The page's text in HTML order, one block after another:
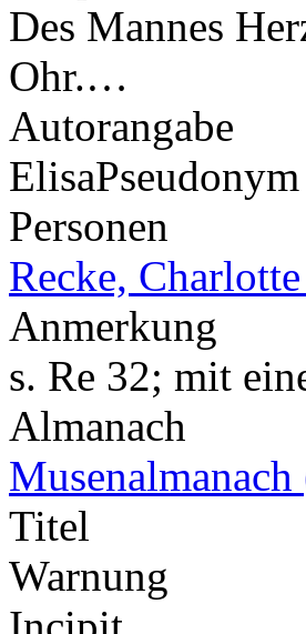
Des Mannes
Ohr.…
Autorangabe
ElisaPseudonym
Personen
Recke,
Anmerkung
s. Re 32; mit
Almanach
Titel
Warnung